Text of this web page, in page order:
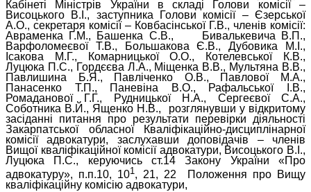
Кабінеті Міністрів України в складі Голови комісії –
Висоцького В.І., заступника Голови комісії – Єзерської
А.О., секретаря комісії – Ковбасінської Г.В., членів комісії:
Авраменка Г.М., Башенка С.В.,
Бивалькевича В.П.,
Варфоломеєвої Т.В., Большакова Є.В., Дубовика М.І.,
Ісакова М.Г., Комарницької О.О., Котелевської К.В.,
Луцюка П.С., Гордєєва Л.А., Міщенка В.В., Мультяна В.В.,
Павлишина Б.Я., Павліченко О.В., Павлової М.А.,
Панасенко Т.П., Паневіна В.О., Рафальської І.В.,
Ромаданової Г.Г., Рудницької Н.А., Сергеєвої С.А.,
Соботника В.Й., Ященко Н.В.,
розглянувши у відкритому
засіданні питання про результати перевірки діяльності
Закарпатської обласної Кваліфікаційно-дисциплінарної
комісії адвокатури, заслухавши доповідачів – членів
Вищої кваліфікаційної комісії адвокатури, Висоцького В.І.,
Луцюка П.С., керуючись ст.14 Закону України «Про
адвокатуру», п.п.10, 101 , 21, 22
Положення про Вищу
кваліфікаційну комісію адвокатури,